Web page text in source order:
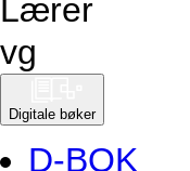
Lærer
vg
Digitale bøker
D-BOK